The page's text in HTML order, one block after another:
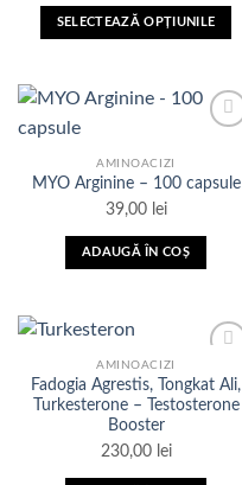
3.92din
5
SELECTEAZĂ OPȚIUNILE
are
variații.
Opțiunile
fi
alese
produsului.
Adauga
AMINOACIZI
MYO Arginine – 100 capsule
39,00 lei
ADAUGĂ ÎN COȘ
dorinte
AMINOACIZI
Fadogia Agrestis, Tongkat Ali,
Turkesterone – Testosterone
Booster
230,00 lei